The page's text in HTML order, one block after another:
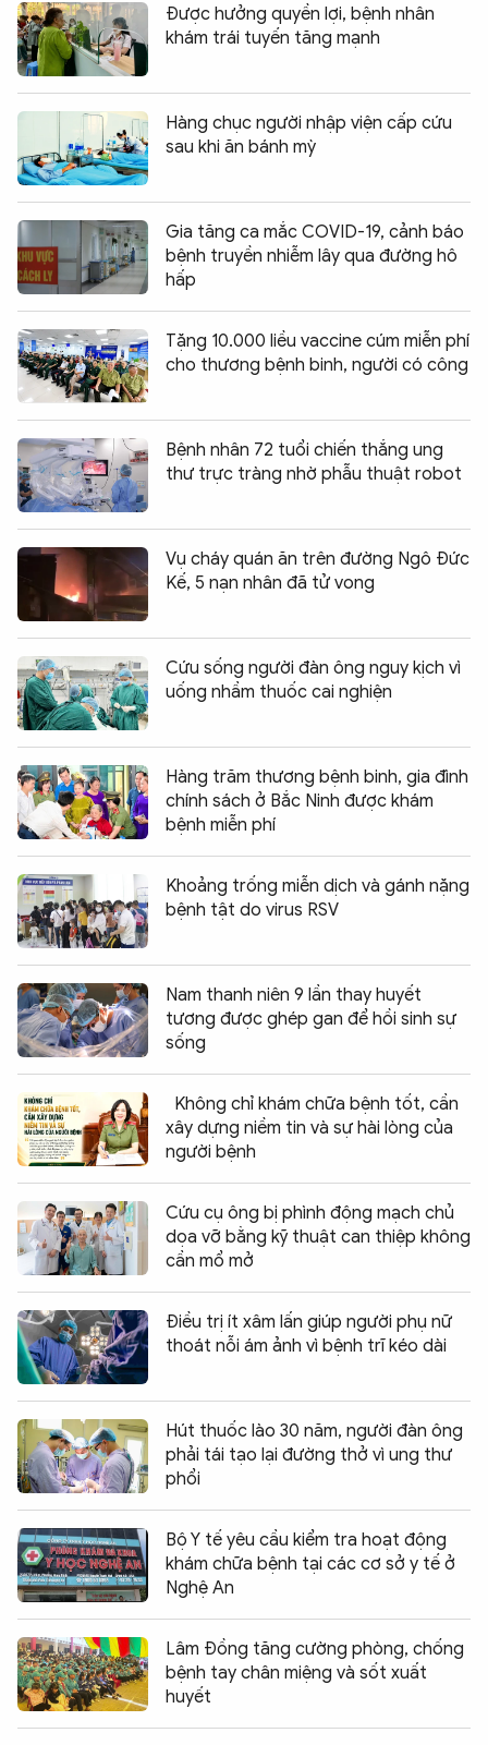
Được hưởng quyền lợi, bệnh nhân
khám trái tuyến tăng mạnh
Hàng chục người nhập viện cấp cứu
sau khi ăn bánh mỳ
Gia tăng ca mắc COVID-19, cảnh báo
bệnh truyền nhiễm lây qua đường hô
hấp
Tặng 10.000 liều vaccine cúm miễn phí
cho thương bệnh binh, người có công
Bệnh nhân 72 tuổi chiến thắng ung
thư trực tràng nhờ phẫu thuật robot
Vụ cháy quán ăn trên đường Ngô Đức
Kế, 5 nạn nhân đã tử vong
Cứu sống người đàn ông nguy kịch vì
uống nhầm thuốc cai nghiện
Hàng trăm thương bệnh binh, gia đình
chính sách ở Bắc Ninh được khám
bệnh miễn phí
Khoảng trống miễn dịch và gánh nặng
bệnh tật do virus RSV
Nam thanh niên 9 lần thay huyết
tương được ghép gan để hồi sinh sự
sống
Không chỉ khám chữa bệnh tốt, cần
xây dựng niềm tin và sự hài lòng của
người bệnh
Cứu cụ ông bị phình động mạch chủ
dọa vỡ bằng kỹ thuật can thiệp không
cần mổ mở
Điều trị ít xâm lấn giúp người phụ nữ
thoát nỗi ám ảnh vì bệnh trĩ kéo dài
Hút thuốc lào 30 năm, người đàn ông
phải tái tạo lại đường thở vì ung thư
phổi
Bộ Y tế yêu cầu kiểm tra hoạt động
khám chữa bệnh tại các cơ sở y tế ở
Nghệ An
Lâm Đồng tăng cường phòng, chống
bệnh tay chân miệng và sốt xuất
huyết